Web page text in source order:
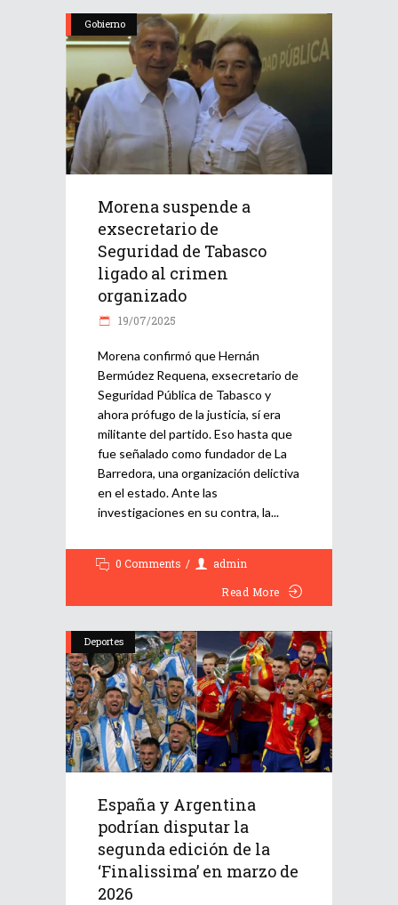
Gobierno
Morena suspende a
exsecretario de
Seguridad de Tabasco
ligado al crimen
organizado
19/07/2025
Morena confirmó que Hernán
Bermúdez Requena, exsecretario de
Seguridad Pública de Tabasco y
ahora prófugo de la justicia, sí era
militante del partido. Eso hasta que
fue señalado como fundador de La
Barredora, una organización delictiva
en el estado. Ante las
investigaciones en su contra, la
0 Comments
admin
Read More
Deportes
España y Argentina
podrían disputar la
segunda edición de la
‘Finalissima’ en marzo de
2026